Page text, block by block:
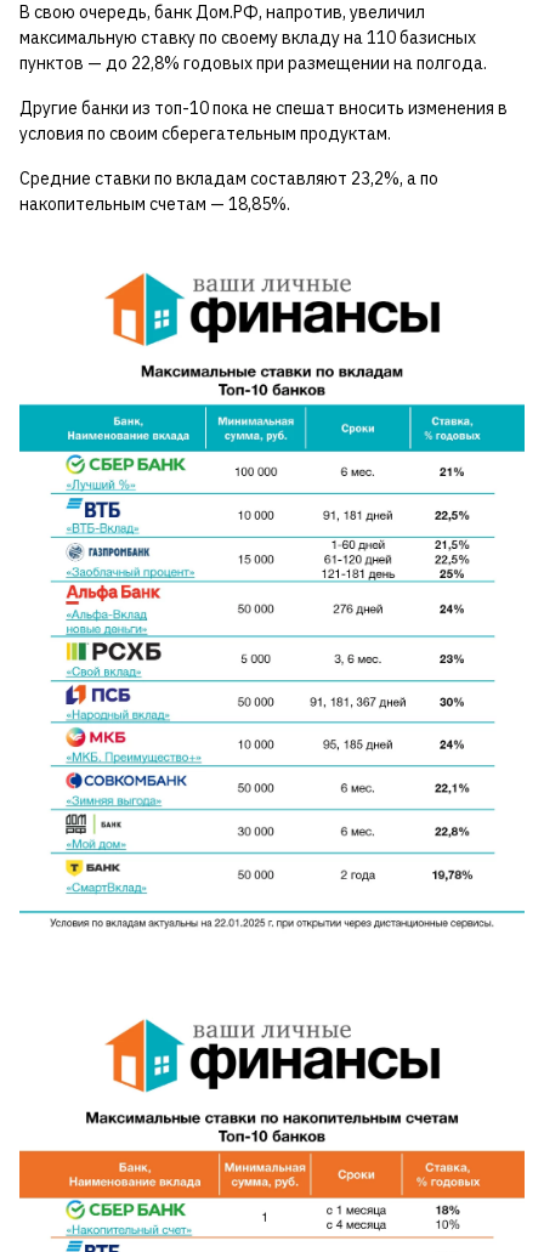
В свою очередь, банк Дом.РФ, напротив, увеличил
максимальную ставку по своему вкладу на 110 базисных
пунктов — до 22,8% годовых при размещении на полгода.
Другие банки из топ-10 пока не спешат вносить изменения в
условия по своим сберегательным продуктам.
Средние ставки по вкладам составляют 23,2%, а по
накопительным счетам — 18,85%.